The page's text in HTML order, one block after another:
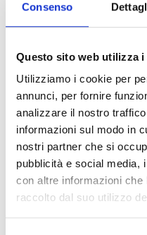
Consenso
Questo sito web utilizza i
Utilizziamo i cookie per
annunci, per fornire
analizzare il nostro
informazioni sul modo in
nostri partner che si
pubblicità e social media,
con altre informazioni che
raccolto dal suo utilizzo
sono Vittorio Armani, Aldo
Trabucchi. Nominati anche i
Mauro Lovi, Alessandro
tre membri potranno essere
stesso).
Alberto Fontana, nato a Lucca
Amministrazione della
studiato Scienze Politiche
sua formazione manageriale
University. È stato presidente
Il nuovo Consiglio di